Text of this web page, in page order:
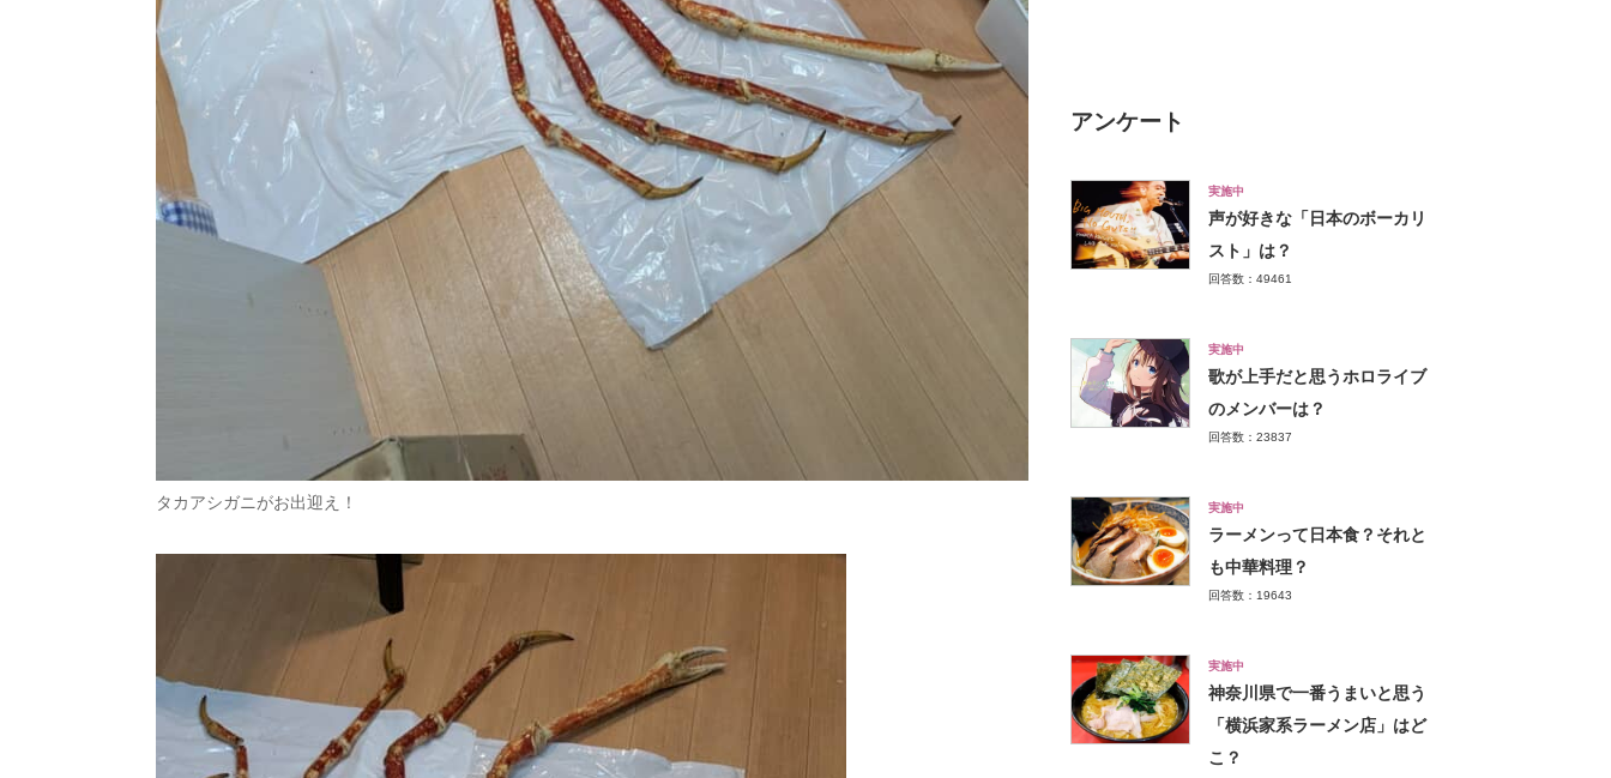
タカアシガニがお出迎え！
アンケート
実施中
声が好きな「日本のボーカリ
スト」は？
回答数：49461
実施中
歌が上手だと思うホロライブ
のメンバーは？
回答数：23837
実施中
ラーメンって日本食？それと
も中華料理？
回答数：19643
実施中
神奈川県で一番うまいと思う
「横浜家系ラーメン店」はど
こ？